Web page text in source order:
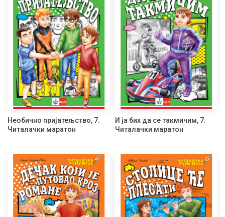
Необично пријатељство, 7.
Читалачки маратон
И ја бих да се такмичим, 7.
Читалачки маратон